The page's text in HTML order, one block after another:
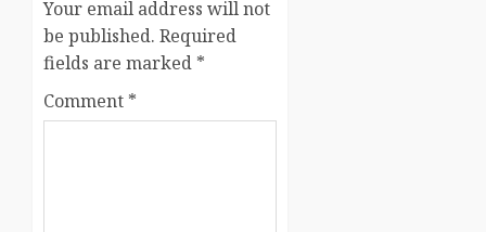
Your email address will not
be published. Required
fields are marked *
Comment *